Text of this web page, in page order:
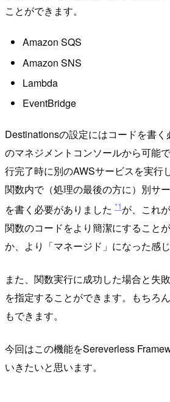
ことができます。
Amazon SQS
Amazon SNS
Lambda
EventBridge
Destinationsの設定にはコードを書
のマネジメントコンソールから可能
行完了時に別のAWSサービスを実行
関数内で（処理の最後の方に）別サ
を書く必要がありました *1が、これ
関数のコードをより簡潔にすること
か、より「マネージド」になった感じ
また、関数実行に成功した場合と失
を指定することができます。もちろ
もできます。
今回はこの機能をSereverless
いきたいと思います。